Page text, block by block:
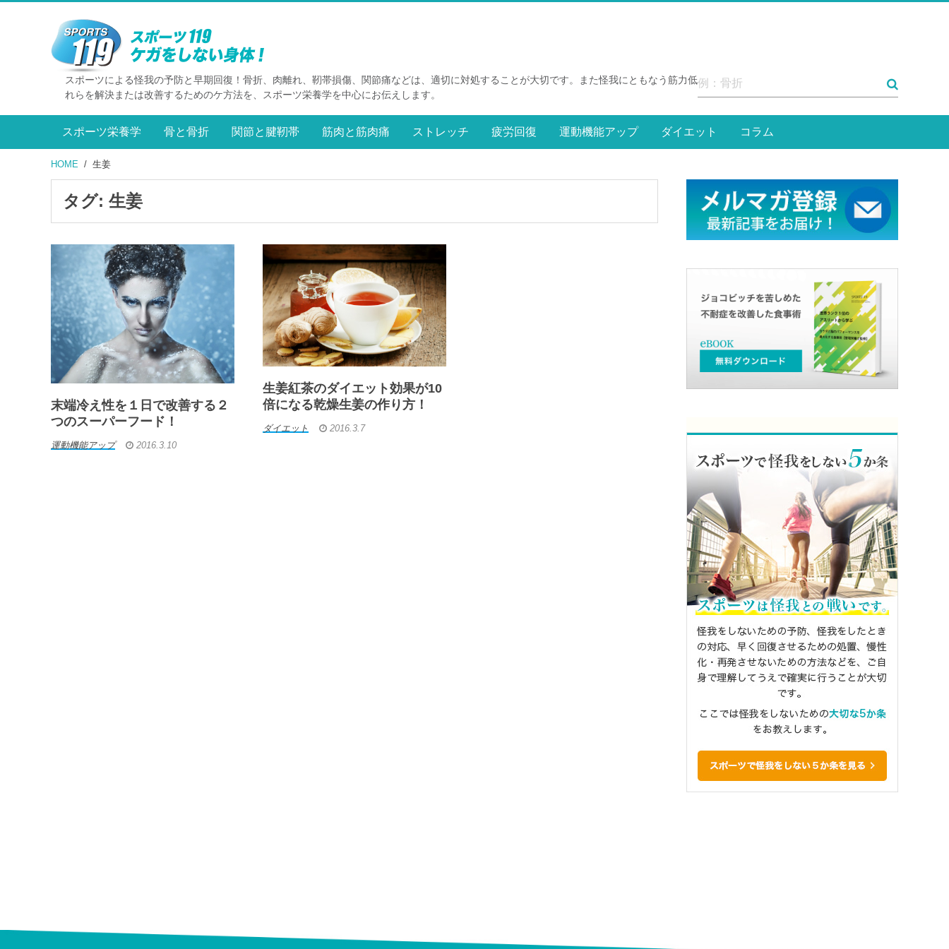
スポーツによる怪我の予防と早期回復！骨折、肉離れ、靭帯損傷、関節痛などは、適切に対処することが大切です。また怪我にともなう筋力低下や身体の硬化が機能回復を阻害します。そ
れらを解決または改善するためのケ方法を、スポーツ栄養学を中心にお伝えします。
スポーツ栄養学 骨と骨折 関節と腱靭帯 筋肉と筋肉痛 ストレッチ 疲労回復 運動機能アップ ダイエット コラム
HOME 生姜
タグ: 生姜
末端冷え性を１日で改善する２
つのスーパーフード！
運動機能アップ 2016.3.10
生姜紅茶のダイエット効果が10
倍になる乾燥生姜の作り方！
ダイエット 2016.3.7